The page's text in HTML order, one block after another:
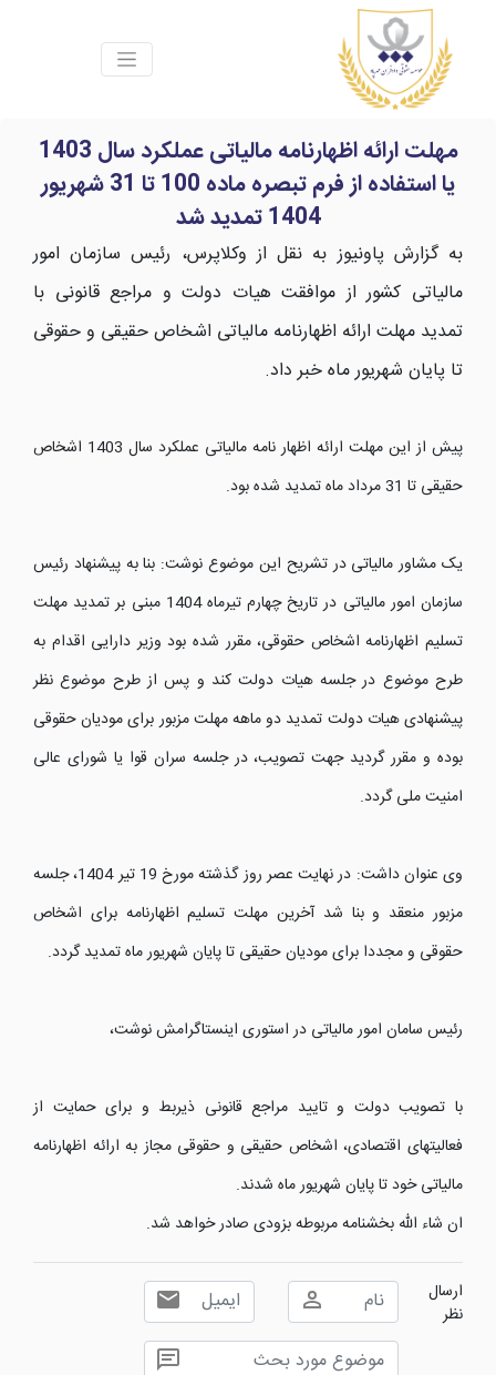
مهلت ارائه اظهارنامه مالیاتی عملکرد سال 1403
یا استفاده از فرم تبصره ماده 100 تا 31 شهریور
1404 تمدید شد
به گزارش پاونیوز به نقل از وکلاپرس، رئیس سازمان امور
مالیاتی کشور از موافقت هیات دولت و مراجع قانونی با
تمدید مهلت ارائه اظهارنامه مالیاتی اشخاص حقیقی و حقوقی
تا پایان شهریور ماه خبر داد.
پیش از این مهلت ارائه اظهار نامه مالیاتی عملکرد سال 1403 اشخاص
حقیقی تا 31 مرداد ماه تمدید شده بود.
یک مشاور مالیاتی در تشریح این موضوع نوشت: بنا به پیشنهاد رئیس
سازمان امور مالیاتی در تاریخ چهارم تیرماه 1404 مبنی بر تمدید مهلت
تسلیم اظهارنامه اشخاص حقوقی، مقرر شده بود وزیر دارایی اقدام به
طرح موضوع در جلسه هیات دولت کند و پس از طرح موضوع نظر
پیشنهادی هیات دولت تمدید دو ماهه مهلت مزبور برای مودیان حقوقی
بوده و مقرر گردید جهت تصویب، در جلسه سران قوا یا شورای عالی
امنیت ملی گردد.
وی عنوان داشت: در نهایت عصر روز گذشته مورخ 19 تیر 1404، جلسه
مزبور منعقد و بنا شد آخرین مهلت تسلیم اظهارنامه برای اشخاص
حقوقی و مجددا برای مودیان حقیقی تا پایان شهریور ماه تمدید گردد.
رئیس سامان امور مالیاتی در استوری اینستاگرامش نوشت،
با تصویب دولت و تایید مراجع قانونی ذیربط و برای حمایت از
فعالیتهای اقتصادی، اشخاص حقیقی و حقوقی مجاز به ارائه اظهارنامه
مالیاتی خود تا پایان شهریور ماه شدند.
ان شاء الله بخشنامه مربوطه بزودی صادر خواهد شد.
ارسال
نظر